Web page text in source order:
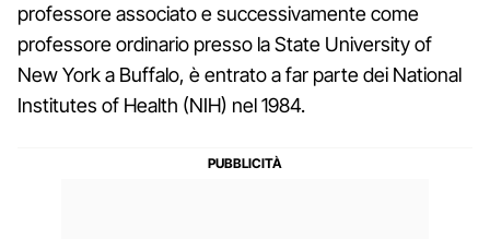
professore associato e successivamente come
professore ordinario presso la State University of
New York a Buffalo, è entrato a far parte dei National
Institutes of Health (NIH) nel 1984.